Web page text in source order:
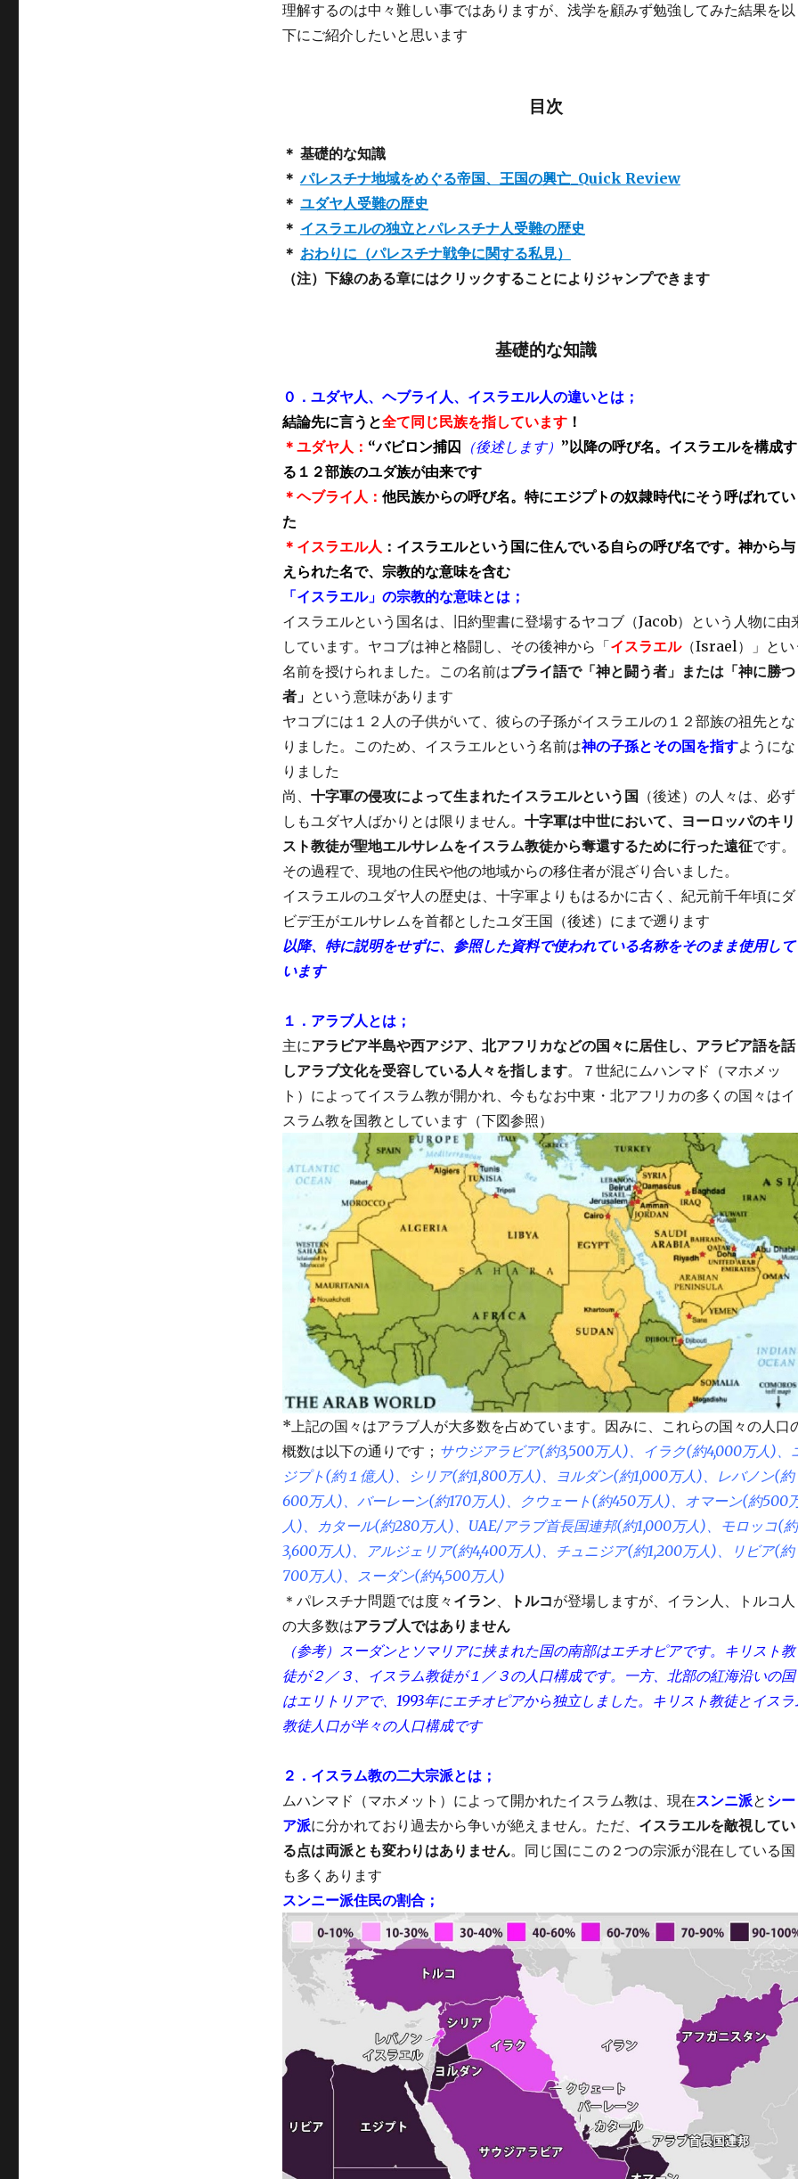
理解するのは中々難しい事ではありますが、浅学を顧みず勉強してみた結果を以
下にご紹介したいと思います
目次
＊ 基礎的な知識
＊パレスチナ地域をめぐる帝国、王国の興亡_Quick Review
＊ ユダヤ人受難の歴史
＊ イスラエルの独立とパレスチナ人受難の歴史
＊ おわりに（パレスチナ戦争に関する私見）
（注）下線のある章にはクリックすることによりジャンプできます
基礎的な知識
０．ユダヤ人、ヘブライ人、イスラエル人の違いとは；
結論先に言うと全て同じ民族を指しています！
＊ユダヤ人： “バビロン捕囚 （後述します） ”以降の呼び名。イスラエルを構成す
る１２部族のユダ族が由来です
＊ヘブライ人： 他民族からの呼び名。特にエジプトの奴隷時代にそう呼ばれてい
た
＊イスラエル人 ：イスラエルという国に住んでいる自らの呼び名です。神から与
えられた名で、宗教的な意味を含む
「イスラエル」の宗教的な意味とは；
イスラエルという国名は、旧約聖書に登場するヤコブ（Jacob）という人物に由
しています。ヤコブは神と格闘し、その後神から「イスラエル（Israel）」とい
名前を授けられました。この名前はブライ語で「神と闘う者」または「神に勝つ
者」 という意味があります
ヤコブには１２人の子供がいて、彼らの子孫がイスラエルの１２部族の祖先とな
りました。このため、イスラエルという名前は神の子孫とその国を指すようにな
りました
尚、 十字軍の侵攻によって生まれたイスラエルという国 （後述）の人々は、必ず
しもユダヤ人ばかりとは限りません。 十字軍は中世において、ヨーロッパのキリ
スト教徒が聖地エルサレムをイスラム教徒から奪還するために行った遠征です。
その過程で、現地の住民や他の地域からの移住者が混ざり合いました。
イスラエルのユダヤ人の歴史は、十字軍よりもはるかに古く、紀元前千年頃にダ
ビデ王がエルサレムを首都としたユダ王国（後述）にまで遡ります
以降、特に説明をせずに、参照した資料で使われている名称をそのまま使用して
います
１．アラブ人とは；
主にアラビア半島や西アジア、北アフリカなどの国々に居住し、アラビア語を話
しアラブ文化を受容している人々を指します。７世紀にムハンマド（マホメッ
ト）によってイスラム教が開かれ、今もなお中東・北アフリカの多くの国々はイ
スラム教を国教としています（下図参照）
*上記の国々はアラブ人が大多数を占めています。因みに、これらの国々の人口
概数は以下の通りです； サウジアラビア(約3,500万人)、イラク(約4,000万人)、
ジプト(約１億人)、シリア(約1,800万人)、ヨルダン(約1,000万人)、レバノン(約
600万人)、バーレーン(約170万人)、クウェート(約450万人)、オマーン(約500
人)、カタール(約280万人)、UAE/アラブ首長国連邦(約1,000万人)、モロッコ(約
3,600万人)、アルジェリア(約4,400万人)、チュニジア(約1,200万人)、リビア(約
700万人)、スーダン(約4,500万人)
＊パレスチナ問題では度々 イラン、 トルコが登場しますが、イラン人、トルコ人
の大多数はアラブ人ではありません
（参考）スーダンとソマリアに挟まれた国の南部はエチオピアです。キリスト教
徒が２／３、イスラム教徒が１／３の人口構成です。一方、北部の紅海沿いの国
はエリトリアで、1993年にエチオピアから独立しました。キリスト教徒とイスラ
教徒人口が半々の人口構成です
２．イスラム教の二大宗派とは；
ムハンマド（マホメット）によって開かれたイスラム教は、現在スンニ派と シー
ア派に分かれており過去から争いが絶えません。ただ、 イスラエルを敵視してい
る点は両派とも変わりはありません。同じ国にこの２つの宗派が混在している国
も多くあります
スンニー派住民の割合；